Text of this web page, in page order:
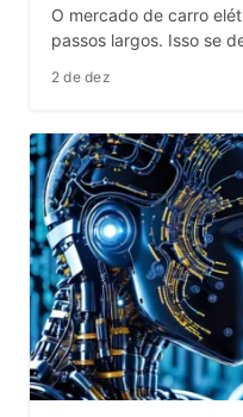
O mercado de carro
passos largos. Isso se
2 de dez